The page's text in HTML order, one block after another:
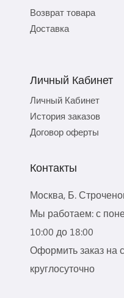
Возврат товара
Доставка
Личный Кабинет
Личный Кабинет
История заказов
Договор оферты
Контакты
Москва, Б.
Мы работаем: с
10:00 до 18:00
Оформить заказ на
круглосуточно